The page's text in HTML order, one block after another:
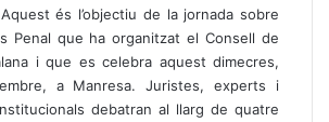
és l’objectiu de la jornada sobre
Penal que ha organitzat el Consell de
i que es celebra aquest dimecres,
a Manresa. Juristes, experts i
debatran al llarg de quatre